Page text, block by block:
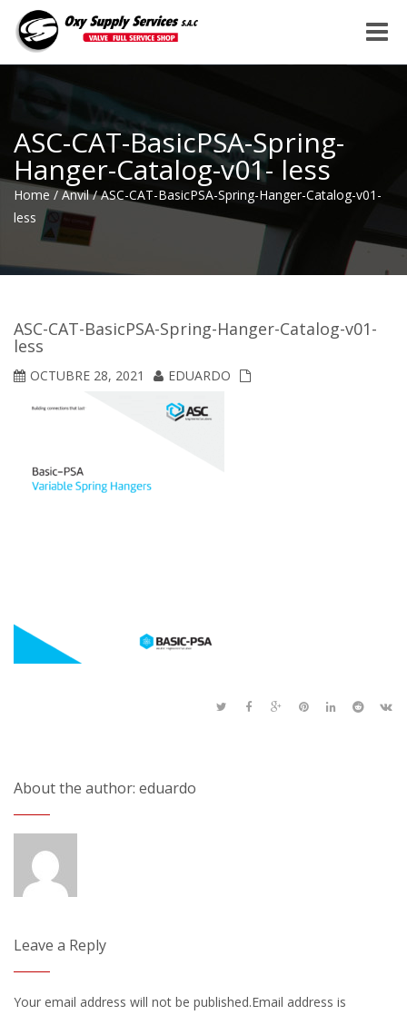
Toggle
ASC-CAT-BasicPSA-Spring-
Hanger-Catalog-v01- less
Home / Anvil / ASC-CAT-BasicPSA-Spring-Hanger-Catalog-v01-
less
ASC-CAT-BasicPSA-Spring-Hanger-Catalog-v01-
less
OCTUBRE 28, 2021 EDUARDO
About the author: eduardo
Leave a Reply
Your email address will not be published.Email address is